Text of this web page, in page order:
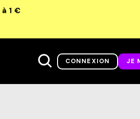
à 1 €
CONNEXION JE